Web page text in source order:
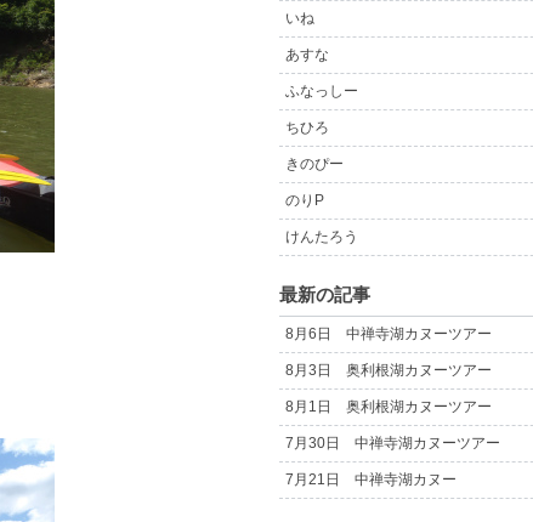
いね
あすな
ふなっしー
ちひろ
きのぴー
のりP
けんたろう
最新の記事
8月6日 中禅寺湖カヌーツアー
8月3日 奥利根湖カヌーツアー
8月1日 奥利根湖カヌーツアー
7月30日 中禅寺湖カヌーツアー
7月21日 中禅寺湖カヌー